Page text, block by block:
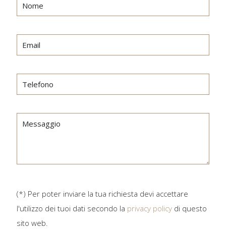
(*) Per poter inviare la tua richiesta devi accettare
l'utilizzo dei tuoi dati secondo la privacy policy di questo
sito web.